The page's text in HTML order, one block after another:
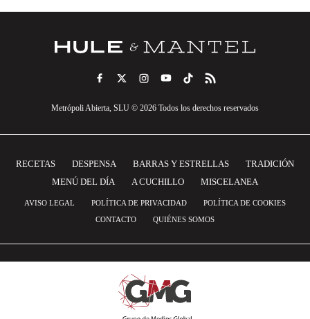
Metrópoli Abierta, SLU © 2026 Todos los derechos reservados
RECETAS DESPENSA BARRAS Y ESTRELLAS
TRADICIÓN
MENÚ DEL DÍA
A CUCHILLO MISCELANEA
AVISO LEGAL POLÍTICA DE PRIVACIDAD
POLÍTICA DE COOKIES
CONTACTO
QUIÉNES SOMOS